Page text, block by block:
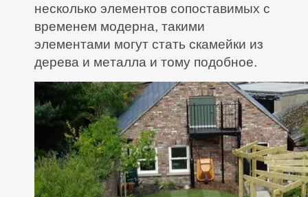
несколько элементов сопоставимых с
временем модерна, такими
элементами могут стать скамейки из
дерева и металла и тому подобное.